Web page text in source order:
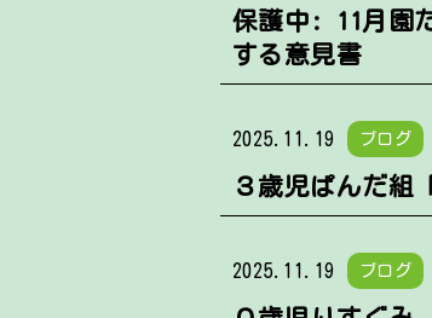
保護中: 11月園
する意見書
2025.11.19 ブログ
３歳児ぱんだ組
2025.11.19 ブログ